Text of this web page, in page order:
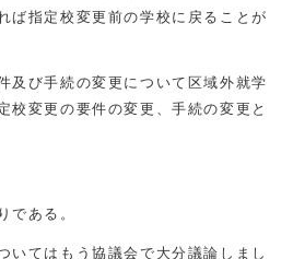
ば指定校変更前の学校に戻ることが
及び手続の変更について区域外就学
校変更の要件の変更、手続の変更と
である。
てはもう協議会で大分議論しまし